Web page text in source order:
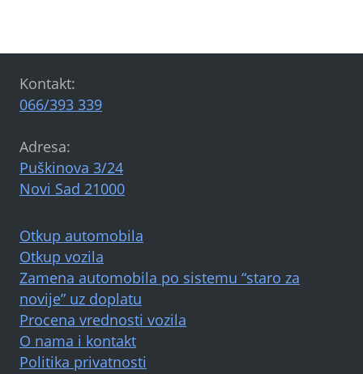
Otkup automobila
Otkup vozila
Zamena automobila po sistemu “staro za
novije” uz doplatu
Procena vrednosti vozila
O nama i kontakt
Politika privatnosti
Kontakt:
066/393 339
Adresa:
Puškinova 3/24
Novi Sad 21000